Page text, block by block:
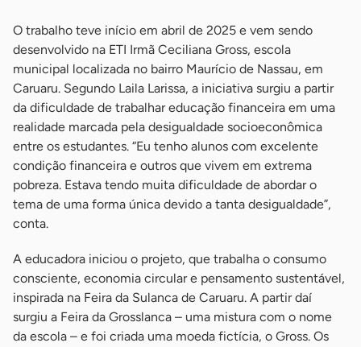
O trabalho teve início em abril de 2025 e vem sendo
desenvolvido na ETI Irmã Ceciliana Gross, escola
municipal localizada no bairro Maurício de Nassau, em
Caruaru. Segundo Laila Larissa, a iniciativa surgiu a partir
da dificuldade de trabalhar educação financeira em uma
realidade marcada pela desigualdade socioeconômica
entre os estudantes. “Eu tenho alunos com excelente
condição financeira e outros que vivem em extrema
pobreza. Estava tendo muita dificuldade de abordar o
tema de uma forma única devido a tanta desigualdade”,
conta.
A educadora iniciou o projeto, que trabalha o consumo
consciente, economia circular e pensamento sustentável,
inspirada na Feira da Sulanca de Caruaru. A partir daí
surgiu a Feira da Grosslanca – uma mistura com o nome
da escola – e foi criada uma moeda fictícia, o Gross. Os